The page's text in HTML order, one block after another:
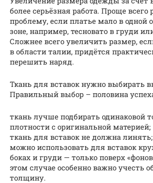
более серьёзная работа. Проще всего
проблему, если платье мало в одной
зоне, например, тесновато в груди
Сложнее всего увеличить размер,
в области талии, придётся
перешить наряд.
Ткань для вставок нужно выбирать
Правильный выбор – половина
ткань лучше подбирать одинаковой
плотности с оригинальной материей;
ткань для вставок не должна линять;
можно использовать для вставок
боках и груди — только поверх
этом случае особенно важно учесть
толщину.